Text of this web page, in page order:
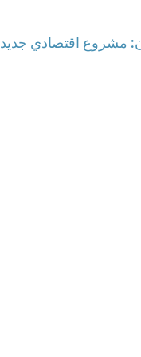
مشروع اقتصادي جديد